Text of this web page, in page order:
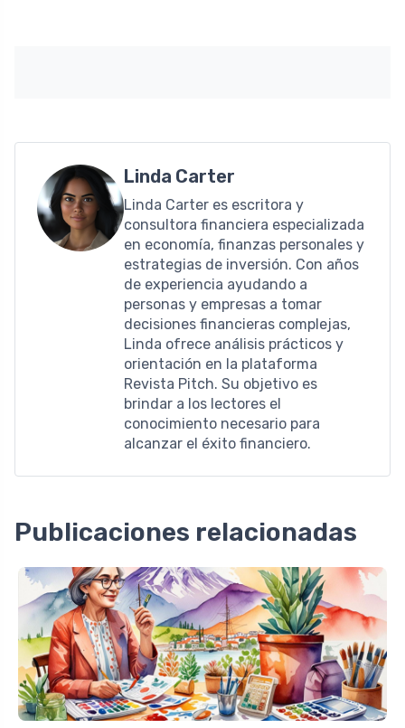
Linda Carter
Linda Carter es escritora y
consultora financiera especializada
en economía, finanzas personales y
estrategias de inversión. Con años
de experiencia ayudando a
personas y empresas a tomar
decisiones financieras complejas,
Linda ofrece análisis prácticos y
orientación en la plataforma
Revista Pitch. Su objetivo es
brindar a los lectores el
conocimiento necesario para
alcanzar el éxito financiero.
Publicaciones relacionadas